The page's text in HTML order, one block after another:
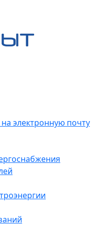
электронную почту